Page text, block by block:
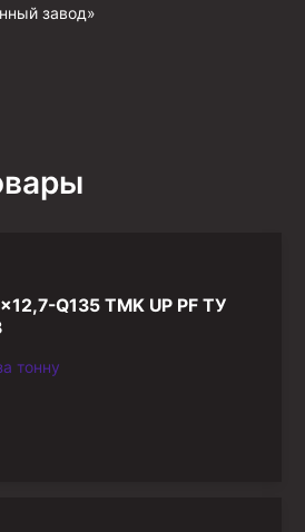
(БРС)
завод»
Q135 TMK UP PF ТУ
тонну